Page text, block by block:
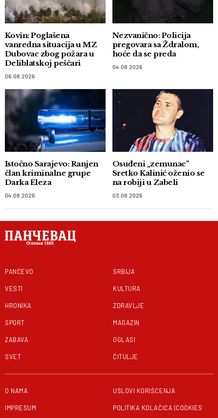
Kovin: Poglašena
vanredna situacija u MZ
Dubovac zbog požara u
Deliblatskoj peščari
06.08.2026
Nezvanično: Policija
pregovara sa Ždralom,
hoće da se preda
04.08.2026
Istočno Sarajevo: Ranjen
član kriminalne grupe
Darka Eleza
04.08.2026
Osuđeni „zemunac”
Sretko Kalinić oženio se
na robiji u Zabeli
03.08.2026
PANČEVO
VESTI
HRONIKA
SPORT
ZABAVA
SVET
SRBIJA
KULTURA
ZDRAVLJE
MAGAZIN
OGLASI
ČITULJE
O NAMA
IMPRESUM
USLOVI KORIŠĆENJA
POLITIKA KOLAČIĆA (COOKIES